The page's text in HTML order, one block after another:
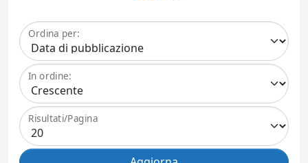
Ordina per:
In ordine:
Risultati/Pagina